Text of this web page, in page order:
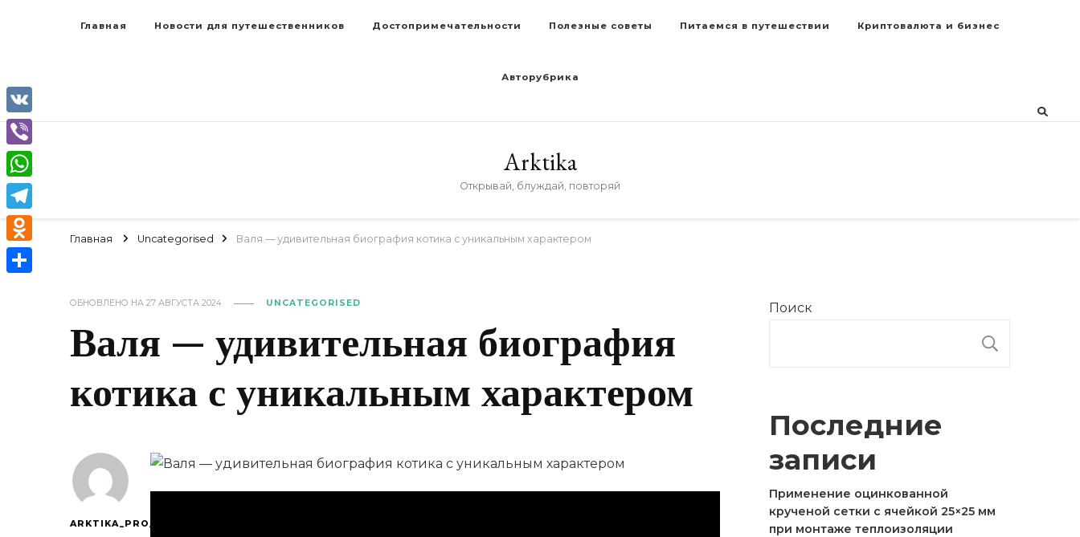
Главная Новости для путешественников Достопримечательности Полезные советы Питаемся в путешествии Криптовалюта и бизнес
Авторубрика
Arktika
Открывай, блуждай, повторяй
Главная Uncategorised Валя — удивительная биография котика с уникальным характером
ОБНОВЛЕНО НА 27 АВГУСТА 2024 UNCATEGORISED
Валя — удивительная биография
котика с уникальным характером
ARKTIKA_PRO_
Поиск
Последние
записи
Применение оцинкованной
крученой сетки с ячейкой 25×25 мм
при монтаже теплоизоляции
VK
Viber
WhatsApp
Telegram
Odnoklassniki